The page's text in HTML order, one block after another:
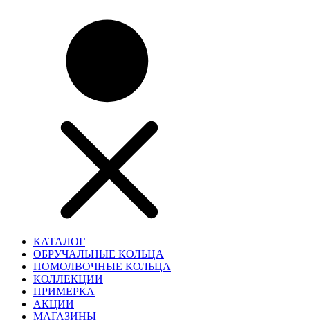
КАТАЛОГ
ОБРУЧАЛЬНЫЕ КОЛЬЦА
ПОМОЛВОЧНЫЕ КОЛЬЦА
КОЛЛЕКЦИИ
ПРИМЕРКА
АКЦИИ
МАГАЗИНЫ